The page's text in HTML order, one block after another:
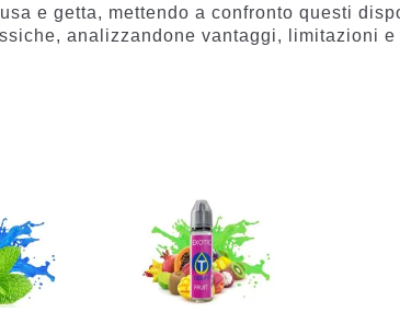
usa e getta, mettendo a confronto questi
analizzandone vantaggi, limitazioni